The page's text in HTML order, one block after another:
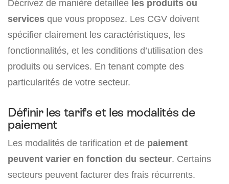
Décrivez de manière détaillée les produits ou
services que vous proposez. Les CGV doivent
spécifier clairement les caractéristiques, les
fonctionnalités, et les conditions d’utilisation des
produits ou services. En tenant compte des
particularités de votre secteur.
Définir les tarifs et les modalités de
paiement
Les modalités de tarification et de paiement
peuvent varier en fonction du secteur. Certains
secteurs peuvent facturer des frais récurrents.